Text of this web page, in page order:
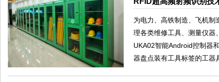
为电力、高铁制造、飞机
理各类维修工具、测量仪器
UKA02智能Android控制器
器盘点装有工具标签的工器